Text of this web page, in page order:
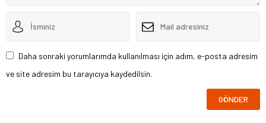
Daha sonraki yorumlarımda kullanılması için adım, e-posta adresim
ve site adresim bu tarayıcıya kaydedilsin.